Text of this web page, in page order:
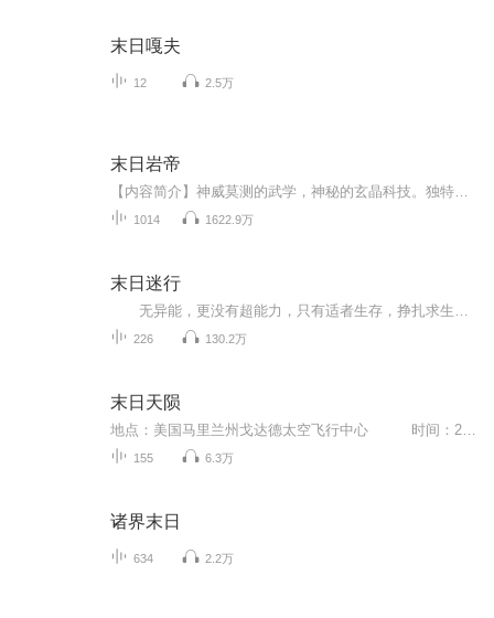
末日嘎夫
12 2.5万
末日岩帝
1014 1622.9万
末日迷行
226 130.2万
末日天陨
155 6.3万
诸界末日
634 2.2万